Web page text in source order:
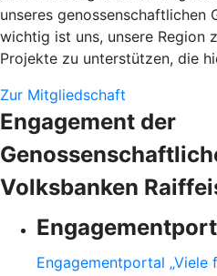
unseres genossenschaftlichen
wichtig ist uns, unsere Region
Projekte zu unterstützen, die
Zur Mitgliedschaft
Engagement der
Volksbanken
Engagementportal „Viele